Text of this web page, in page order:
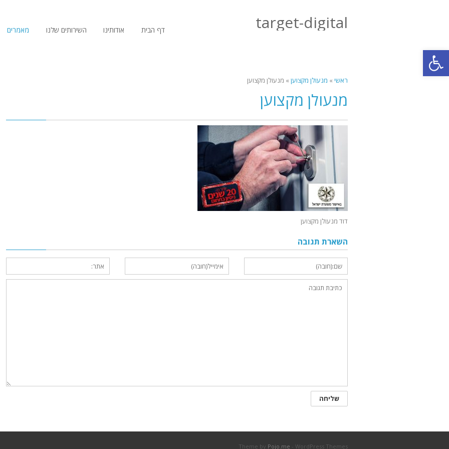
פתח סרגל נגישות
target-digital דף הבית אודותינו השירותים שלנו מאמרים
ראשי » מנעולן מקצוען » מנעולן מקצוען
מנעולן מקצוען
דוד מנעולן מקצוען
השארת תגובה
Theme by Pojo.me - WordPress Themes